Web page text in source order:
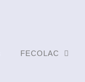
FECOLAC